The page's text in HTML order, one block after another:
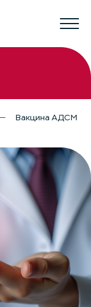
Вакцина АДСМ